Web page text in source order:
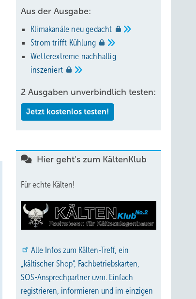
Aus der Ausgabe:
Klimakanäle neugedacht
Strom trifft Kühlung
Wetterextreme nachhaltig
inszeniert
2 Ausgaben unverbindlich testen:
Jetzt kostenlos testen!
Hier geht's zum KältenKlub
Für echte Kälten!
Alle Infos zum Kälten-Treff, ein
„kältischer Shop“, Fachbetriebskarten,
SOS-Ansprechpartner uvm. Einfach
registrieren, informieren und im einzigen